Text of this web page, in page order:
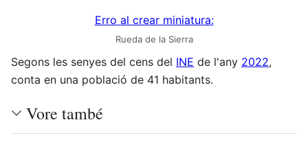
Erro al crear miniatura:
Rueda de la Sierra
Segons les senyes del cens del INE de l'any 2022,
conta en una població de 41 habitants.
Vore també